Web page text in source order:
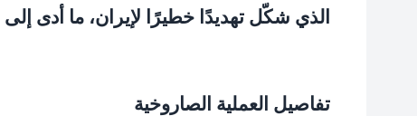
الذي شكّل تهديدًا خطيرًا لإيران، ما أدى
تفاصيل العملية الصاروخية